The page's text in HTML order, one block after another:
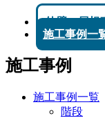
外壁、屋根
施工事例一
施工事例
施工事例一覧
階段